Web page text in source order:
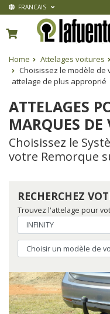
FRANCAIS
Home Attelages voitures
Choisissez le modèle de
attelage de plus approprié
ATTELAGES
MARQUES DE
Choisissez le
votre Remorque
RECHERCHEZ
Trouvez l'attelage pour